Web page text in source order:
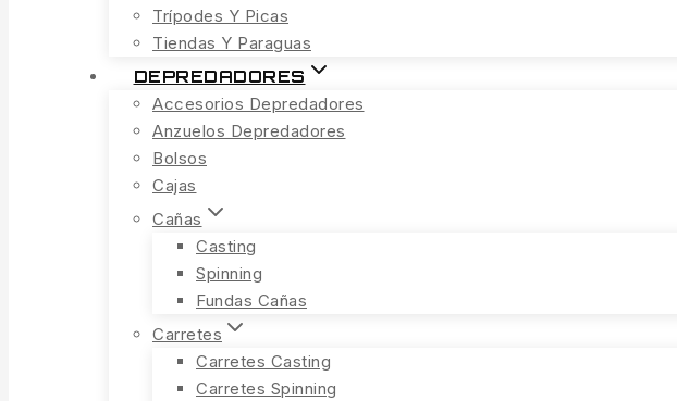
Trípodes Y Picas
Tiendas Y Paraguas
DEPREDADORES
Accesorios Depredadores
Anzuelos Depredadores
Bolsos
Cajas
Cañas
Casting
Spinning
Fundas Cañas
Carretes
Carretes Casting
Carretes Spinning